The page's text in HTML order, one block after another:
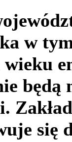
w
wieku
będą
się